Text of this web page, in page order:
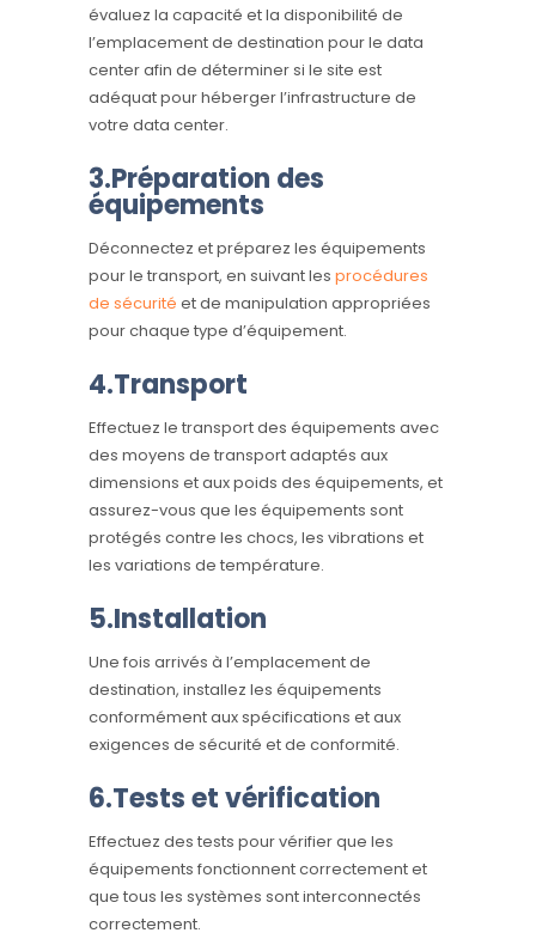
évaluez la capacité et la disponibilité de
l’emplacement de destination pour le data
center afin de déterminer si le site est
adéquat pour héberger l’infrastructure de
votre data center.
3.Préparation des
équipements
Déconnectez et préparez les équipements
pour le transport, en suivant les procédures
de sécurité et de manipulation appropriées
pour chaque type d’équipement.
4.Transport
Effectuez le transport des équipements avec
des moyens de transport adaptés aux
dimensions et aux poids des équipements, et
assurez-vous que les équipements sont
protégés contre les chocs, les vibrations et
les variations de température.
5.Installation
Une fois arrivés à l’emplacement de
destination, installez les équipements
conformément aux spécifications et aux
exigences de sécurité et de conformité.
6.Tests et vérification
Effectuez des tests pour vérifier que les
équipements fonctionnent correctement et
que tous les systèmes sont interconnectés
correctement.